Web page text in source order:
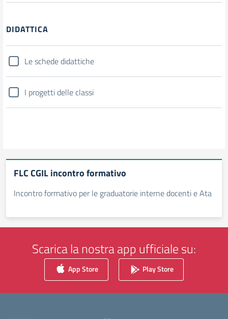
DIDATTICA
Le schede didattiche
I progetti delle classi
FLC CGIL incontro formativo
Incontro formativo per le graduatorie interne docenti e Ata
Scarica la nostra app ufficiale su:
App Store Play Store